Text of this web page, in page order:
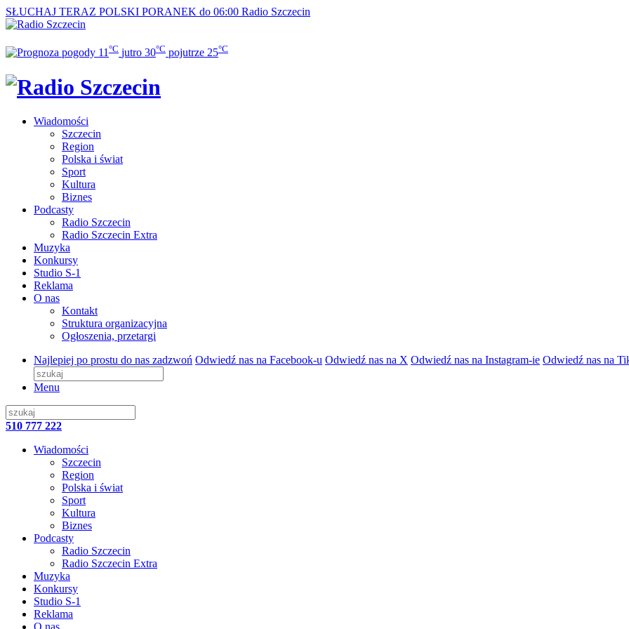
SŁUCHAJ TERAZ POLSKI PORANEK do 06:00 Radio Szczecin
11 °C jutro 30°C pojutrze 25°C
Wiadomości
Szczecin
Region
Polska i świat
Sport
Kultura
Biznes
Podcasty
Radio Szczecin
Radio Szczecin Extra
Muzyka
Konkursy
Studio S-1
Reklama
O nas
Kontakt
Struktura organizacyjna
Ogłoszenia, przetargi
Najlepiej po prostu do nas zadzwoń Odwiedź nas na Facebook-u Odwiedź nas na X Odwiedź nas na Instagram-ie Odwiedź nas na
Menu
510 777 222
Wiadomości
Szczecin
Region
Polska i świat
Sport
Kultura
Biznes
Podcasty
Radio Szczecin
Radio Szczecin Extra
Muzyka
Konkursy
Studio S-1
Reklama